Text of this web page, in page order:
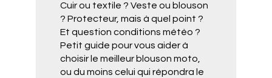
Cuir ou textile ? Veste ou blouson
? Protecteur, mais à quel point ?
Et question conditions météo ?
Petit guide pour vous aider à
choisir le meilleur blouson moto,
ou du moins celui qui répondra le